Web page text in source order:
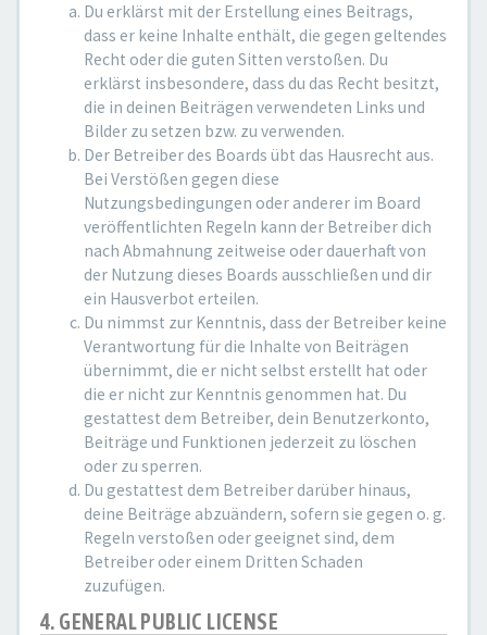
Du erklärst mit der Erstellung eines Beitrags,
dass er keine Inhalte enthält, die gegen geltendes
Recht oder die guten Sitten verstoßen. Du
erklärst insbesondere, dass du das Recht besitzt,
die in deinen Beiträgen verwendeten Links und
Bilder zu setzen bzw. zu verwenden.
Der Betreiber des Boards übt das Hausrecht aus.
Bei Verstößen gegen diese
Nutzungsbedingungen oder anderer im Board
veröffentlichten Regeln kann der Betreiber dich
nach Abmahnung zeitweise oder dauerhaft von
der Nutzung dieses Boards ausschließen und dir
ein Hausverbot erteilen.
Du nimmst zur Kenntnis, dass der Betreiber keine
Verantwortung für die Inhalte von Beiträgen
übernimmt, die er nicht selbst erstellt hat oder
die er nicht zur Kenntnis genommen hat. Du
gestattest dem Betreiber, dein Benutzerkonto,
Beiträge und Funktionen jederzeit zu löschen
oder zu sperren.
Du gestattest dem Betreiber darüber hinaus,
deine Beiträge abzuändern, sofern sie gegen o. g.
Regeln verstoßen oder geeignet sind, dem
Betreiber oder einem Dritten Schaden
zuzufügen.
4. GENERAL PUBLIC LICENSE